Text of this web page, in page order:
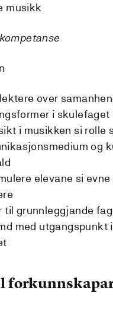
musikk
over
i skulefaget
i musikken si rolle
og
elevane si
til grunnleggjande
med utgangspunkt